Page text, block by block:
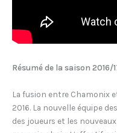
Résumé de la saison 2016/
La fusion entre Chamonix
2016. La nouvelle équipe
des joueurs et les